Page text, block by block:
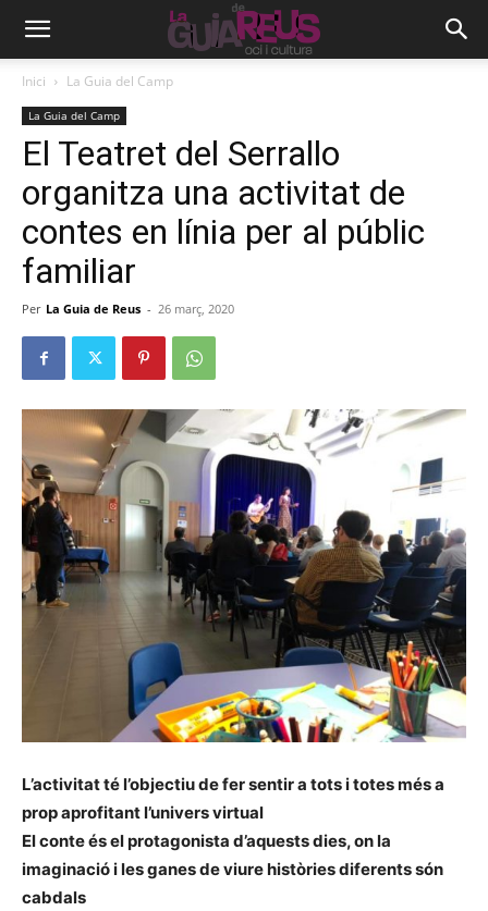
Inici La Guia del Camp
La Guia del Camp
El Teatret del Serrallo
organitza una activitat de
contes en línia per al públic
familiar
Per La Guia de Reus - 26 març, 2020
L’activitat té l’objectiu de fer sentir a tots i totes més a
prop aprofitant l’univers virtual
El conte és el protagonista d’aquests dies, on la
imaginació i les ganes de viure històries diferents són
cabdals